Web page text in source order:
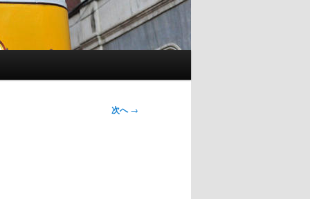
次へ→